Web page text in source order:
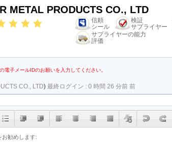
METAL PRODUCTS CO., LTD
信頼
シール
検証
サプライヤー
サプライヤーの能力
評価
電子メールIDのお願いを入力してください。
CO., LTD) 最終ログイン : 0 時間 26 分前 前